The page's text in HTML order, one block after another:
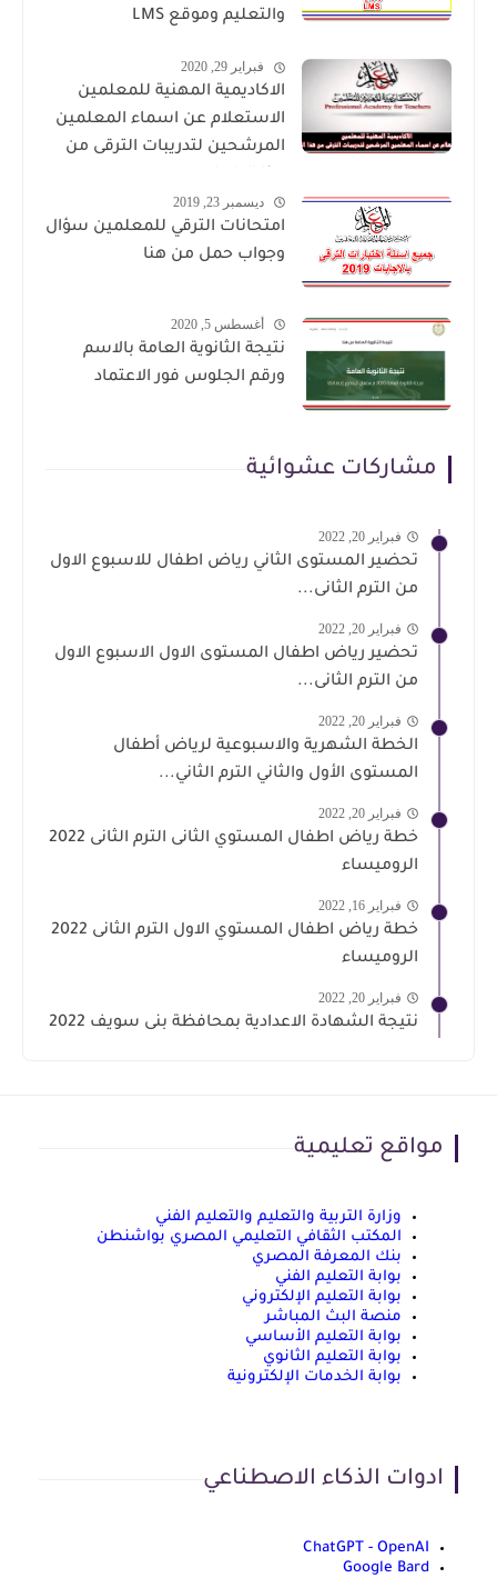
والتعليم وموقع LMS
فبراير 29, 2020
الاكاديمية المهنية للمعلمين
الاستعلام عن اسماء المعلمين
المرشحين لتدريبات الترقى من
ديسمبر 23, 2019
امتحانات الترقي للمعلمين سؤال
وجواب حمل من هنا
أغسطس 5, 2020
نتيجة الثانوية العامة بالاسم
ورقم الجلوس فور الاعتماد
مشاركات عشوائية
فبراير 20, 2022
تحضير المستوى الثاني رياض اطفال للاسبوع الاول
من الترم الثانى...
فبراير 20, 2022
تحضير رياض اطفال المستوى الاول الاسبوع الاول
من الترم الثانى...
فبراير 20, 2022
الخطة الشهرية والاسبوعية لرياض أطفال
المستوى الأول والثاني الترم الثاني...
فبراير 20, 2022
خطة رياض اطفال المستوي الثانى الترم الثانى 2022
الروميساء
فبراير 16, 2022
خطة رياض اطفال المستوي الاول الترم الثانى 2022
الروميساء
فبراير 20, 2022
نتيجة الشهادة الاعدادية بمحافظة بنى سويف 2022
مواقع تعليمية
وزارة التربية والتعليم والتعليم الفني
المكتب الثقافي التعليمي المصري بواشنطن
بنك المعرفة المصري
بوابة التعليم الفني
بوابة التعليم الإلكتروني
منصة البث المباشر
بوابة التعليم الأساسي
بوابة التعليم الثانوي
بوابة الخدمات الإلكترونية
ادوات الذكاء الاصطناعي
ChatGPT - OpenAI
Google Bard